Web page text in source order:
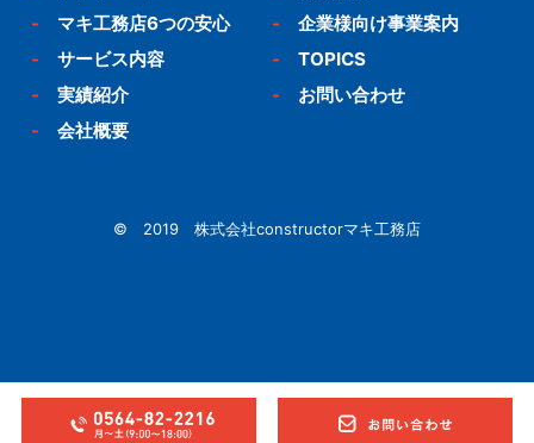
-
マキ工務店6つの安心
-
サービス内容
-
実績紹介
-
会社概要
-
企業様向け事業案内
-
TOPICS
-
お問い合わせ
© 2019 株式会社constructorマキ工務店